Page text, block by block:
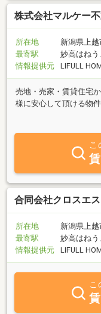
株式会社マルケー
所在地
新潟県上
最寄駅
妙高はね
情報提供元
LIFULL
売地・売家・賃貸住宅
様に安心して頂ける物
ております。土地・建
こ
合同会社クロスエ
所在地
新潟県上
最寄駅
妙高はね
情報提供元
LIFULL
こ